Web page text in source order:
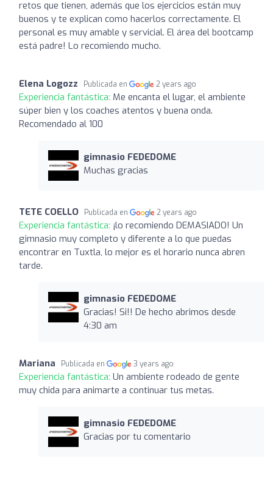
retos que tienen, además que los ejercicios están muy
buenos y te explican como hacerlos correctamente. El
personal es muy amable y servicial. El área del bootcamp
está padre! Lo recomiendo mucho.
Elena Logozz Publicada en 2 years ago
Experiencia fantástica: Me encanta el lugar, el ambiente
súper bien y los coaches atentos y buena onda.
Recomendado al 100
gimnasio FEDEDOME
Muchas gracias
TETE COELLO Publicada en 2 years ago
Experiencia fantástica: ¡lo recomiendo DEMASIADO! Un
gimnasio muy completo y diferente a lo que puedas
encontrar en Tuxtla, lo mejor es el horario nunca abren
tarde.
gimnasio FEDEDOME
Gracias! Si!! De hecho abrimos desde
4:30 am
Mariana Publicada en 3 years ago
Experiencia fantástica: Un ambiente rodeado de gente
muy chida para animarte a continuar tus metas.
gimnasio FEDEDOME
Gracias por tu comentario